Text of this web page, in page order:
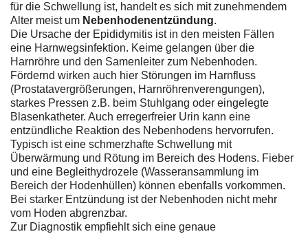
für die Schwellung ist, handelt es sich mit zunehmendem
Alter meist um Nebenhodenentzündung.
Die Ursache der Epididymitis ist in den meisten Fällen
eine Harnwegsinfektion. Keime gelangen über die
Harnröhre und den Samenleiter zum Nebenhoden.
Fördernd wirken auch hier Störungen im Harnfluss
(Prostatavergrößerungen, Harnröhrenverengungen),
starkes Pressen z.B. beim Stuhlgang oder eingelegte
Blasenkatheter. Auch erregerfreier Urin kann eine
entzündliche Reaktion des Nebenhodens hervorrufen.
Typisch ist eine schmerzhafte Schwellung mit
Überwärmung und Rötung im Bereich des Hodens. Fieber
und eine Begleithydrozele (Wasseransammlung im
Bereich der Hodenhüllen) können ebenfalls vorkommen.
Bei starker Entzündung ist der Nebenhoden nicht mehr
vom Hoden abgrenzbar.
Zur Diagnostik empfiehlt sich eine genaue